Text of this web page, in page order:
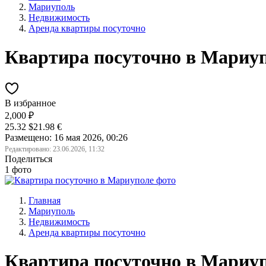
Мариуполь
Недвижимость
Аренда квартиры посуточно
Квартира посуточно в
В избранное
2,000 ₽
25.32 $21.98 €
Размещено: 16 мая 2026, 00:26
Редактировано: 23.06.2026, 11:32
Поделиться
1 фото
Главная
Мариуполь
Недвижимость
Аренда квартиры посуточно
Квартира посуточно в